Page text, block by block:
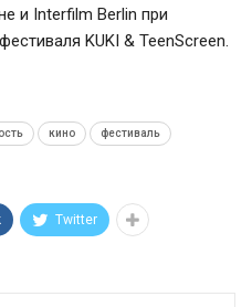
и Interfilm Berlin при
KUKI & TeenScreen.
кино фестиваль
Twitter